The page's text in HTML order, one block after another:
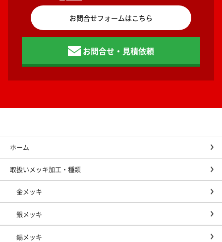
お問合せフォームはこちら
お問合せ・見積依頼
ホーム
取扱いメッキ加工・種類
金メッキ
銀メッキ
錫メッキ